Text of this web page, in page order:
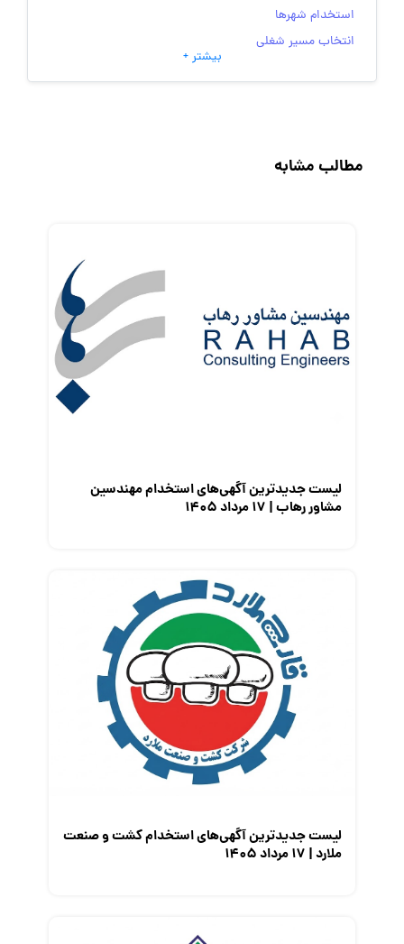
استخدام شهرها
انتخاب مسیر شغلی
به‌روزرسانی‌های سایت (کارجویی)
رزومه
گزارش‌های آماری
مصاحبه شغلی
معرفی شرکت ها
بیشتر +
مطالب مشابه
لیست جدیدترین آگهی‌های استخدام مهندسین
مشاور رهاب | ۱۷ مرداد ۱۴۰۵
لیست جدیدترین آگهی‌های استخدام کشت و صنعت
ملارد | ۱۷ مرداد ۱۴۰۵